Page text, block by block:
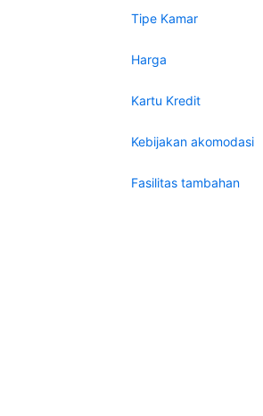
Tipe Kamar
Harga
Kartu Kredit
Kebijakan akomodasi
Fasilitas tambahan